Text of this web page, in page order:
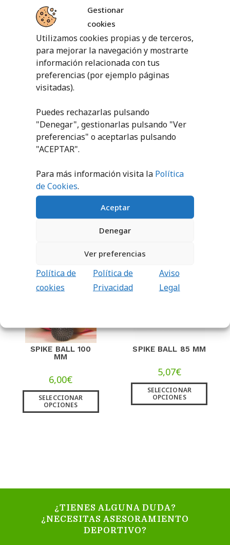
Gestionar
cookies
Utilizamos cookies propias y de terceros,
para mejorar la navegación y mostrarte
información relacionada con tus
preferencias (por ejemplo páginas
visitadas).
Puedes rechazarlas pulsando
"Denegar", gestionarlas pulsando "Ver
preferencias" o aceptarlas pulsando
"ACEPTAR".
Para más información visita la Política
de Cookies.
Aceptar
Denegar
Ver preferencias
Política de
cookies
Política de
Privacidad
Aviso
Legal
PRODUCTOS RELACIONADOS
SPIKE BALL 65 MM
1,70€
OPCIONES
JUEGO PELOTAS
€
SELECCIONAR
SPIKE BALL 100
MM
6,00€
SELECCIONAR
OPCIONES
SPIKE BALL 85 MM
5,07€
SELECCIONAR
OPCIONES
¿TIENES ALGUNA DUDA?
¿NECESITAS ASESORAMIENTO
DEPORTIVO?